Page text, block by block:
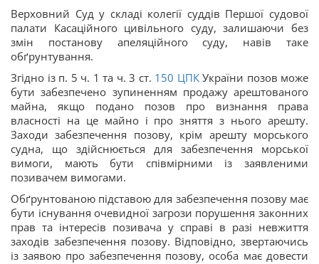
Верховний Суд у складі колегії суддів Першої судової
палати Касаційного цивільного суду, залишаючи без
змін постанову апеляційного суду, навів таке
обґрунтування.
Згідно із п. 5 ч. 1 та ч. 3 ст. 150 ЦПКУкраїни позов може
бути забезпечено зупиненням продажу арештованого
майна, якщо подано позов про визнання права
власності на це майно і про зняття з нього арешту.
Заходи забезпечення позову, крім арешту морського
судна, що здійснюється для забезпечення морської
вимоги, мають бути співмірними із заявленими
позивачем вимогами.
Обґрунтованою підставою для забезпечення позову має
бути існування очевидної загрози порушення законних
прав та інтересів позивача у справі в разі невжиття
заходів забезпечення позову. Відповідно, звертаючись
із заявою про забезпечення позову, особа має довести